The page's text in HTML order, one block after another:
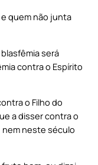
quem não junta
será
contra o Espírito
o Filho do
a disser contra o
nem neste século